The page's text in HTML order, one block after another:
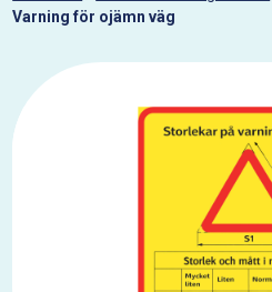
Varning för ojämn väg